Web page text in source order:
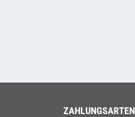
ZAHLUNGSARTEN